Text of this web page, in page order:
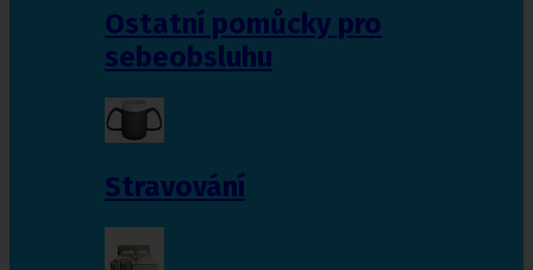
Ostatní pomůcky pro
sebeobsluhu
Stravování